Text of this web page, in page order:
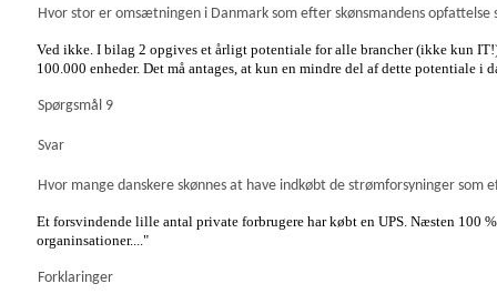
Hvor stor er omsætningen i Danmark som efter skønsmandens opfattelse
Ved ikke. I bilag 2 opgives et årligt potentiale for alle brancher (ikke kun
100.000 enheder. Det må antages, at kun en mindre del af dette potentiale i
Spørgsmål 9
Svar
Hvor mange danskere skønnes at have indkøbt de strømforsyninger som
Et forsvindende lille antal private forbrugere har købt en UPS. Næsten 100
organinsationer...."
Forklaringer